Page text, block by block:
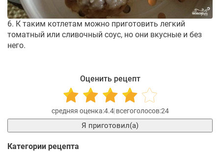
6. К таким котлетам можно приготовить легкий
томатный или сливочный соус, но они вкусные и без
него.
Оценить рецепт
4.4 24
Я приготовил(а)
Категории рецепта